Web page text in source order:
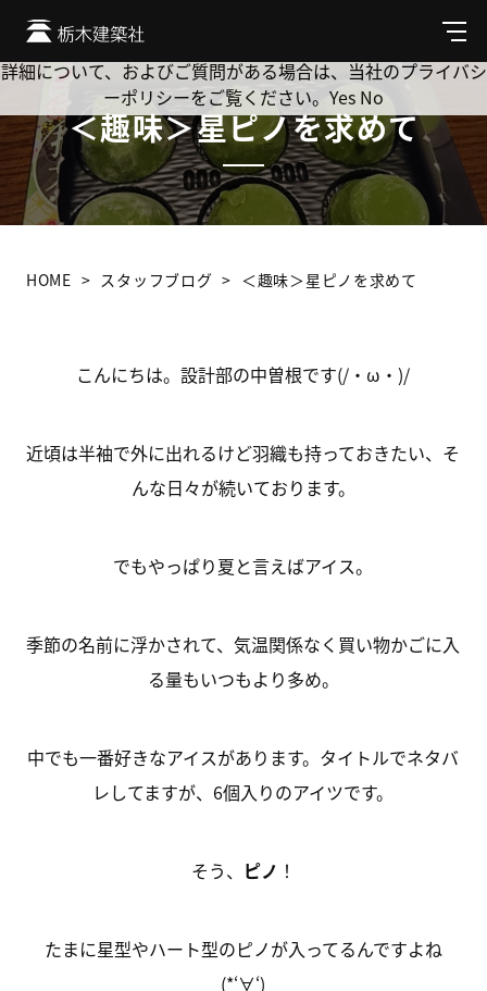
メ
ニ
ュ
＜趣味＞星ピノを求めて
HOME スタッフブログ ＜趣味＞星ピノを求めて
こんにちは。設計部の中曽根です(/・ω・)/
近頃は半袖で外に出れるけど羽織も持っておきたい、そ
んな日々が続いております。
でもやっぱり夏と言えばアイス。
季節の名前に浮かされて、気温関係なく買い物かごに入
る量もいつもより多め。
中でも一番好きなアイスがあります。タイトルでネタバ
レしてますが、6個入りのアイツです。
そう、 ピノ ！
たまに星型やハート型のピノが入ってるんですよね
(*‘∀‘)
Cookie を使用して、お客様の活動を追跡してもよろしいです
か? 当社ではお客様のプライバシーを極めて重視しています。
詳細について、およびご質問がある場合は、当社のプライバシ
ーポリシーをご覧ください。 Yes No